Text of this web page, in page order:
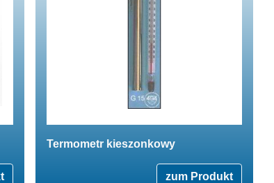
Termometr kieszonkowy
zum Produkt